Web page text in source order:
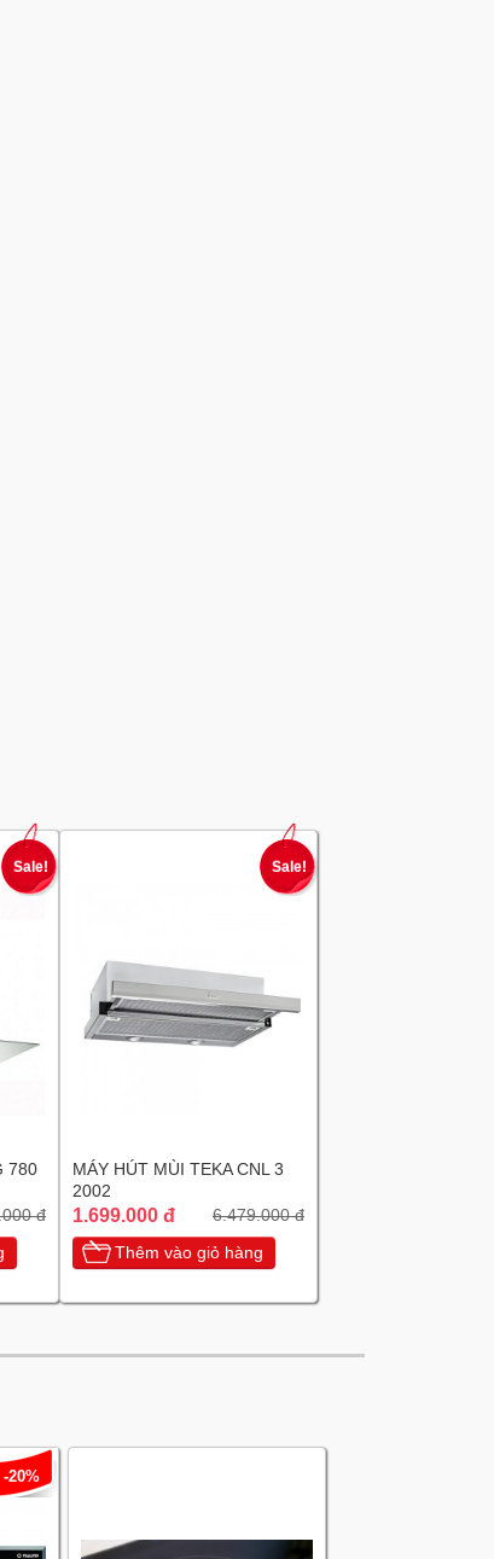
Sale!
780
đ
Sale!
MÁY HÚT MÙI TEKA CNL 3
2002
1.699.000 đ 6.479.000 đ
Thêm vào giỏ hàng
-20%